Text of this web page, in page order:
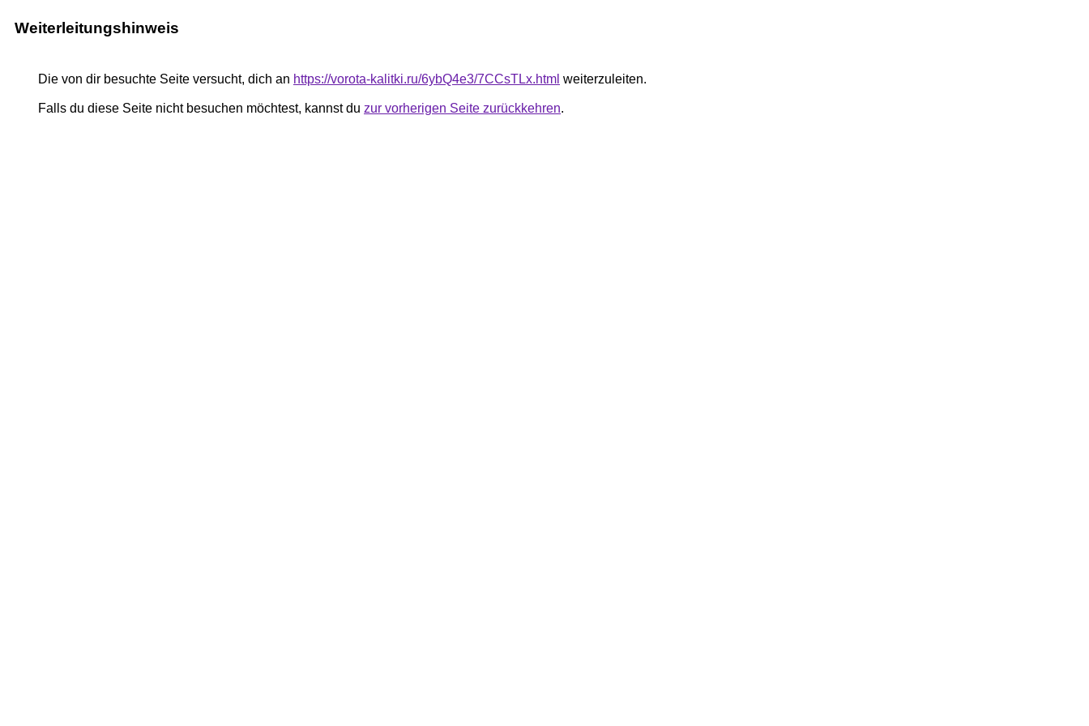
Weiterleitungshinweis
Die von dir besuchte Seite versucht, dich an https://vorota-kalitki.ru/6ybQ4e3/7CCsTLx.html weiterzuleiten.
Falls du diese Seite nicht besuchen möchtest, kannst du zur vorherigen Seite zurückkehren.